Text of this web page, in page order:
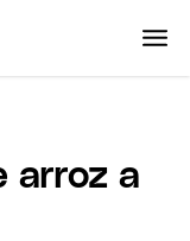
arroz a